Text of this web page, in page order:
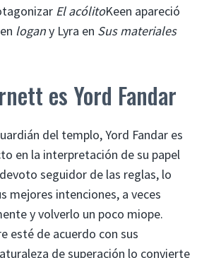
El acólitoKeen apareció
logany Lyra en Sus materiales
es Yord Fandar
del templo, Yord Fandar es
en la interpretación de su papel
seguidor de las reglas, lo
mejores intenciones, a veces
y volverlo un poco miope.
esté de acuerdo con sus
de superación lo convierte